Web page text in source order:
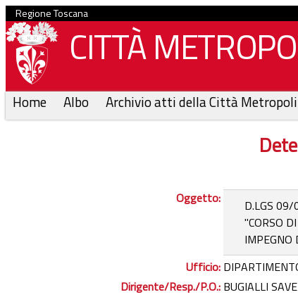
Regione Toscana
CITTÀ
Home Albo Archivio atti della Città
Oggetto:
D.LGS 09/
"CORSO
IMPEGNO
Ufficio:
Dirigente/Resp./P.O.: BUGIALLI